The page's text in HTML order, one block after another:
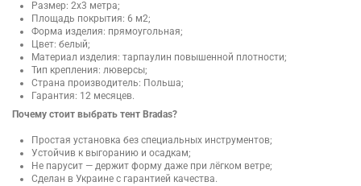
Размер: 2х3 метра;
Площадь покрытия: 6 м2;
Форма изделия: прямоугольная;
Цвет: белый;
Материал изделия: тарпаулин повышенной плотности;
Тип крепления: люверсы;
Страна производитель: Польша;
Гарантия: 12 месяцев.
Почему стоит выбрать тент Bradas?
Простая установка без специальных инструментов;
Устойчив к выгоранию и осадкам;
Не парусит — держит форму даже при лёгком ветре;
Сделан в Украине с гарантией качества.